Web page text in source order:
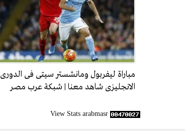
مباراة ليفربول ومانشستر سيتى فى الدورى
الانجليزى شاهد معنا | شبكة عرب مصر
View Stats arabmasr